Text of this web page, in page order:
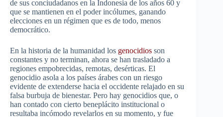
de sus conciudadanos en la Indonesia de los años 60 y
que se mantienen en el poder incólumes, ganando
elecciones en un régimen que es de todo, menos
democrático.
En la historia de la humanidad los genocidios son
constantes y no terminan, ahora se han trasladado a
regiones empobrecidas, remotas, desérticas. El
genocidio asola a los países árabes con un riesgo
evidente de extenderse hacia el occidente relajado en su
falsa burbuja de bienestar. Pero hay genocidios que, o
han contado con cierto beneplácito institucional o
resultaba incómodo revelarlos en su momento, y fue